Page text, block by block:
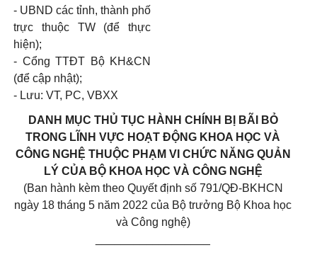
- UBND các tỉnh, thành phố
trực thuộc TW (để thực
hiện);
- Cổng TTĐT Bộ KH&CN
(để cập nhật);
- Lưu: VT, PC, VBXX
DANH MỤC THỦ TỤC HÀNH CHÍNH BỊ BÃI BỎ
TRONG LĨNH VỰC HOẠT ĐỘNG KHOA HỌC VÀ
CÔNG NGHỆ THUỘC PHẠM VI CHỨC NĂNG QUẢN
LÝ CỦA BỘ KHOA HỌC VÀ CÔNG NGHỆ
(Ban hành kèm theo Quyết định số 791/QĐ-BKHCN
ngày 18 tháng 5 năm 2022 của Bộ trưởng Bộ Khoa học
và Công nghệ)